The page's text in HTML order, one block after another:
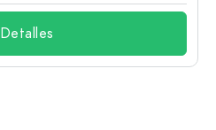
Detalles